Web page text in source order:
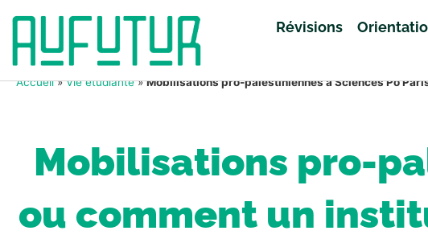
Révisions
Accueil»Vie étudiante»Mobilisations pro-palestiniennes à Sciences Po
Mobilisations pro-
ou comment un